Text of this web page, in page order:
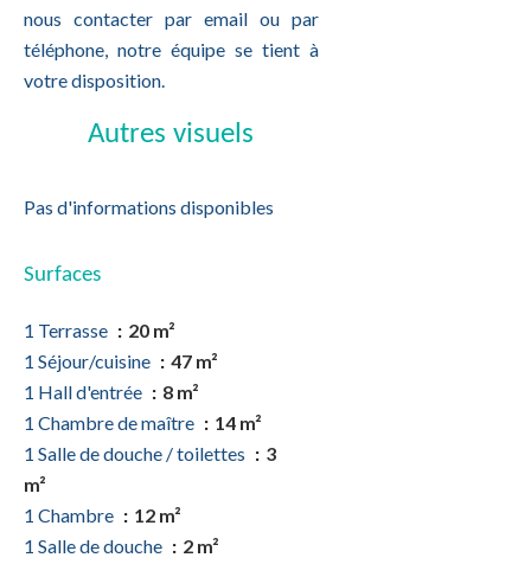
nous contacter par email ou par
téléphone, notre équipe se tient à
votre disposition.
Autres visuels
Pas d'informations disponibles
Surfaces
1 Terrasse
20 m²
1 Séjour/cuisine
47 m²
1 Hall d'entrée
8 m²
1 Chambre de maître
14 m²
1 Salle de douche / toilettes
3
m²
1 Chambre
12 m²
1 Salle de douche
2 m²